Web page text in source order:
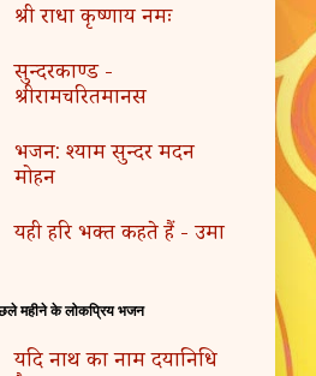
श्री राधा कृष्णाय नमः
सुन्दरकाण्ड -
श्रीरामचरितमानस
भजन: श्याम सुन्दर मदन
मोहन
यही हरि भक्त कहते हैं - उमा
महीने के लोकप्रिय भजन
यदि नाथ का नाम दयानिधि